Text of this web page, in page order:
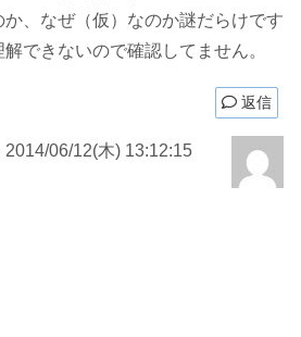
、なぜ（仮）なのか謎だらけです
できないので確認してません。
返信
2014/06/12(木) 13:12:15